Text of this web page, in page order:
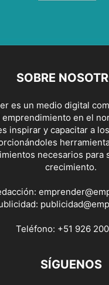
SOBRE
es un medio digital
en el
inspirar y capacitar a
necesarios para
crecimiento.
Teléfono: +51 926
SÍGUENOS